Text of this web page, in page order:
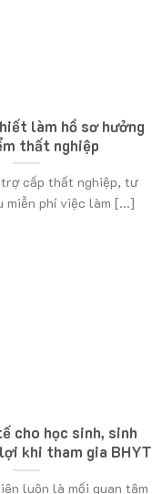
làm hồ sơ hưởng
thất nghiệp
cấp thất nghiệp, tư
miễn phí việc làm [...]
cho học sinh, sinh
khi tham gia BHYT
luôn là mối quan tâm